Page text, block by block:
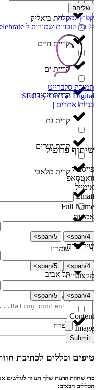
קריית ביאליק
קריית חיים
קריית ים
קריית מוצקין
קרית גת
קרית יערים
קרית מלאכי
רכסים
שומרון
תל אביב
תל ציון
תפרח
שליחה
קפוץ למעלה
© כל הזכויות שמורות ל Celebrate
תמיכה סלברייט
SEO by Ori Go Digital
בניית אתרים |
שיתוף פרופיל
פייסבוק
וואטסאפ
אימייל
Email
Full Name
אמינות
4/span>
5/span>
שירותיות
4/span>
5/span>
מקצועיות
4/span>
5/span>
Content
Image
Submit
טיפים וכללים לכתיבת
כדי שחוות הדעת שלך תעזור לגולשים
הכללים הבאים: